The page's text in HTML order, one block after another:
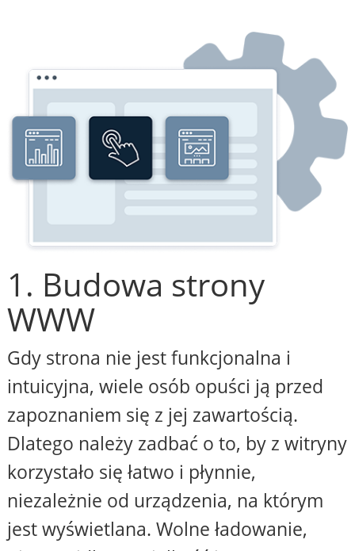
1. Budowa strony
WWW
Gdy strona nie jest funkcjonalna i
intuicyjna, wiele osób opuści ją przed
zapoznaniem się z jej zawartością.
Dlatego należy zadbać o to, by z witryny
korzystało się łatwo i płynnie,
niezależnie od urządzenia, na którym
jest wyświetlana. Wolne ładowanie,